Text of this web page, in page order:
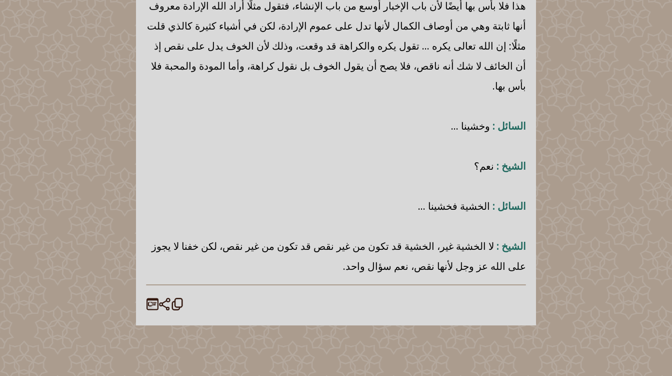
هذا فلا بأس بها أيضًا لأن باب الإخبار أوسع من باب الإنشاء، فتقول مثلًا أراد الله الإرادة معروف
أنها ثابتة وهي من أوصاف الكمال لأنها تدل على عموم الإرادة، لكن في أشياء كثيرة كالذي قلت
مثلًا: إن الله تعالى يكره ... تقول يكره والكراهة قد وقعت، وذلك لأن الخوف يدل على نقص إذ
أن الخائف لا شك أنه ناقص، فلا يصح أن يقول الخوف بل نقول كراهة، وأما المودة والمحبة فلا
بأس بها.
السائل : وخشينا ...
الشيخ : نعم؟
السائل : الخشية فخشينا ...
الشيخ : لا الخشية غير، الخشية قد تكون من غير نقص قد تكون من غير نقص، لكن خفنا لا يجوز
على الله عز وجل لأنها نقص، نعم سؤال واحد.